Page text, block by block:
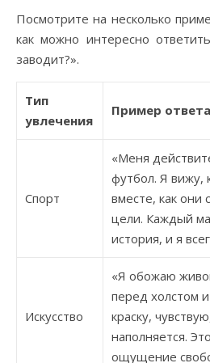
Посмотрите на несколько
как можно интересно
заводит?».
Тип
увлечения
Пример ответа
Спорт
«Меня
футбол. Я вижу,
вместе, как они
цели. Каждый
история, и я
Искусство
«Я обожаю
перед холстом
краску,
наполняется.
ощущение